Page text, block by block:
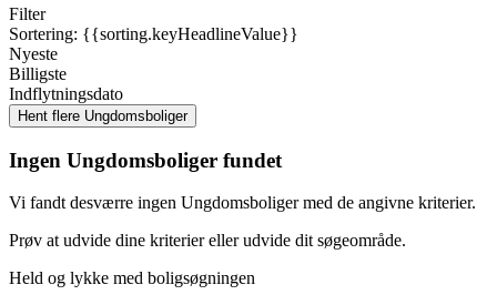
Filter
Sortering: {{sorting.keyHeadlineValue}}
Nyeste
Billigste
Indflytningsdato
Ingen Ungdomsboliger fundet
Vi fandt desværre ingen Ungdomsboliger med de angivne kriterier.
Prøv at udvide dine kriterier eller udvide dit søgeområde.
Held og lykke med boligsøgningen